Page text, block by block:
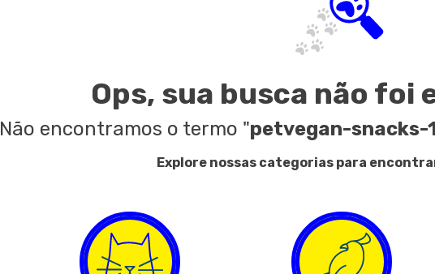
Ops, sua busca não foi
Não encontramos o termo "petvegan-snacks-
Explore nossas categorias para